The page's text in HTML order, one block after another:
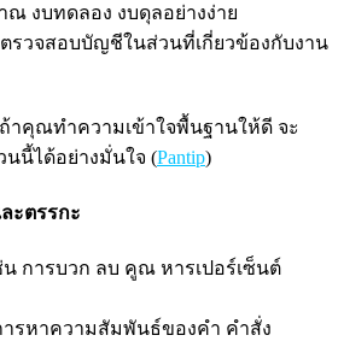
ณ งบทดลอง งบดุลอย่างง่าย
รวจสอบบัญชีในส่วนที่เกี่ยวข้องกับงาน
าคุณทำความเข้าใจพื้นฐานให้ดี จะ
นี้ได้อย่างมั่นใจ (Pantip)
ะตรรกะ
การบวก ลบ คูณ หารเปอร์เซ็นต์
รหาความสัมพันธ์ของคำ คำสั่ง